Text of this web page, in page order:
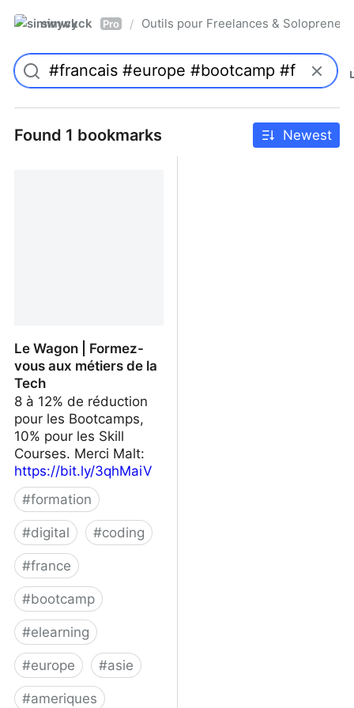
simwyck Pro / Outils pour Freelances &
Found 1 bookmarks Newest
Le Wagon | Formez-
vous aux métiers de la
Tech
8 à 12% de réduction
pour les Bootcamps,
10% pour les Skill
Courses. Merci Malt:
https://bit.ly/3qhMaiV
#formation
#digital #coding
#france
#bootcamp
#elearning
#europe #asie
#ameriques